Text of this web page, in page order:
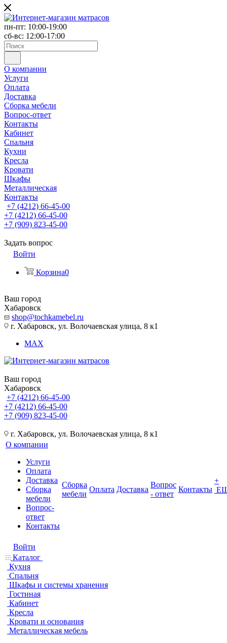
пн-пт: 10:00-19:00
сб-вс: 12:00-17:00
О компании
Услуги
Оплата
Доставка
Сборка мебели
Вопрос-ответ
Контакты
Кабинет
Спальня
Кухни
Кресла
Кровати
Шкафы
Металлическая
Контакты
+7 (4212) 66-45-00
+7 (4212) 66-45-00
+7 (909) 823-45-00
Задать вопрос
Войти
Корзина0
Ваш город
Хабаровск
shop@tochkamebel.ru
г. Хабаровск, ул. Волочаевская улица, 8 к1
MAX
Ваш город
Хабаровск
+7 (4212) 66-45-00
+7 (4212) 66-45-00
+7 (909) 823-45-00
г. Хабаровск, ул. Волочаевская улица, 8 к1
О компании
Услуги
Оплата
Доставка
Сборка
мебели
Вопрос-
ответ
Контакты
Сборка
мебели
Оплата Доставка
Вопрос
- ответ
Контакты
+
Войти
Каталог
Кухня
Спальня
Шкафы и системы хранения
Гостиная
Кабинет
Кресла
Кровати и основания
Металлическая мебель